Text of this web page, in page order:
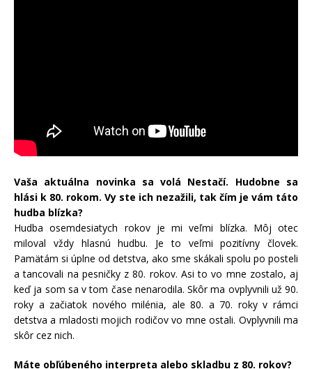
Vaša aktuálna novinka sa volá Nestačí. Hudobne sa
hlási k 80. rokom. Vy ste ich nezažili, tak čím je vám táto
hudba blízka?
Hudba osemdesiatych rokov je mi veľmi blízka. Môj otec
miloval vždy hlasnú hudbu. Je to veľmi pozitívny človek.
Pamätám si úplne od detstva, ako sme skákali spolu po posteli
a tancovali na pesničky z 80. rokov. Asi to vo mne zostalo, aj
keď ja som sa v tom čase nenarodila. Skôr ma ovplyvnili už 90.
roky a začiatok nového milénia, ale 80. a 70. roky v rámci
detstva a mladosti mojich rodičov vo mne ostali. Ovplyvnili ma
skôr cez nich.
Máte obľúbeného interpreta alebo skladbu z 80. rokov?